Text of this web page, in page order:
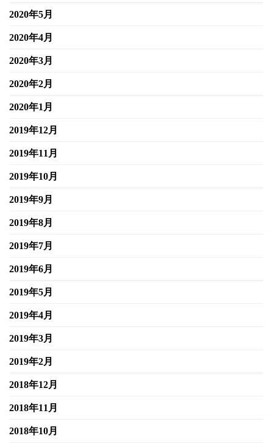
2020年5月
2020年4月
2020年3月
2020年2月
2020年1月
2019年12月
2019年11月
2019年10月
2019年9月
2019年8月
2019年7月
2019年6月
2019年5月
2019年4月
2019年3月
2019年2月
2018年12月
2018年11月
2018年10月